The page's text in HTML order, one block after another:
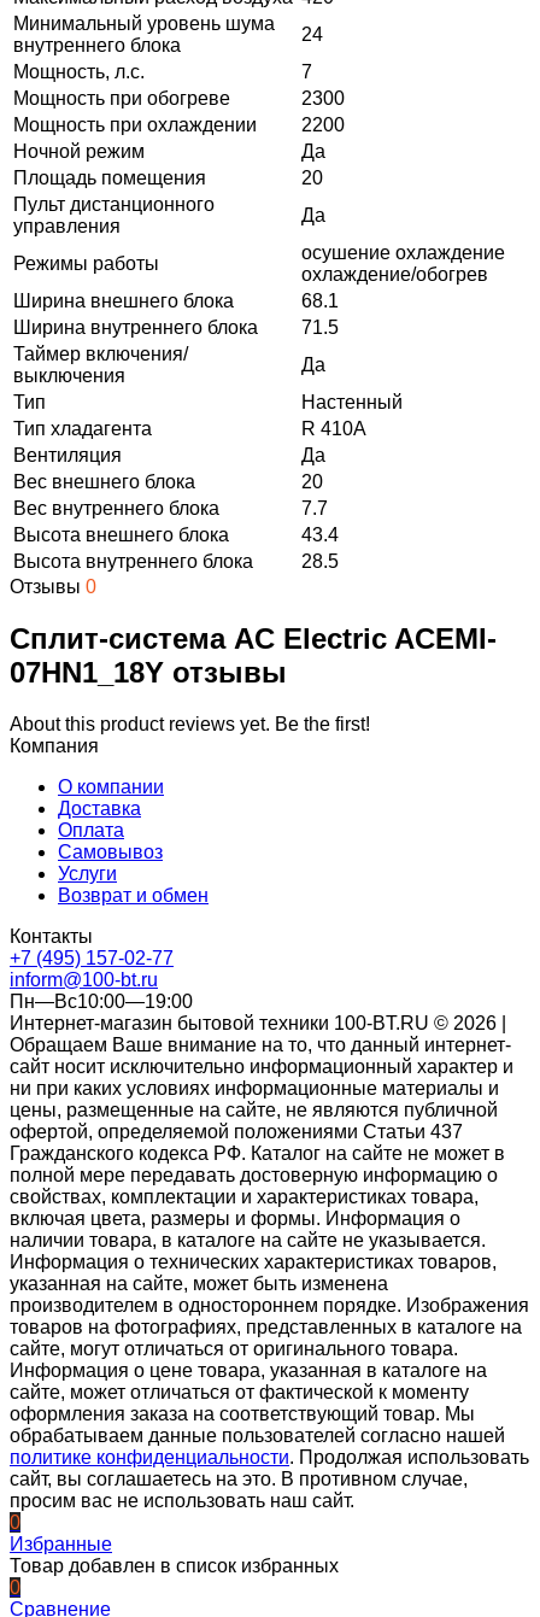
Минимальный уровень шума
внутреннего блока
24
Мощность, л.с.
7
Мощность при обогреве
2300
Мощность при охлаждении
2200
Ночной режим
Да
Площадь помещения
20
Пульт дистанционного
управления
Да
Режимы работы
осушение охлаждение
охлаждение/обогрев
Ширина внешнего блока
68.1
Ширина внутреннего блока
71.5
Таймер включения/
выключения
Да
Тип
Настенный
Тип хладагента
R 410A
Вентиляция
Да
Вес внешнего блока
20
Вес внутреннего блока
7.7
Высота внешнего блока
43.4
Высота внутреннего блока
28.5
Отзывы 0
Сплит-система AC Electric ACEMI-
07HN1_18Y отзывы
About this product reviews yet. Be the first!
Компания
О компании
Доставка
Оплата
Самовывоз
Услуги
Возврат и обмен
Контакты
+7 (495) 157-02-77
inform@100-bt.ru
Пн—Вс10:00—19:00
Интернет-магазин бытовой техники 100-BT.RU © 2026 |
Обращаем Ваше внимание на то, что данный интернет-
сайт носит исключительно информационный характер и
ни при каких условиях информационные материалы и
цены, размещенные на сайте, не являются публичной
офертой, определяемой положениями Статьи 437
Гражданского кодекса РФ. Каталог на сайте не может в
полной мере передавать достоверную информацию о
свойствах, комплектации и характеристиках товара,
включая цвета, размеры и формы. Информация о
наличии товара, в каталоге на сайте не указывается.
Информация о технических характеристиках товаров,
указанная на сайте, может быть изменена
производителем в одностороннем порядке. Изображения
товаров на фотографиях, представленных в каталоге на
сайте, могут отличаться от оригинального товара.
Информация о цене товара, указанная в каталоге на
сайте, может отличаться от фактической к моменту
оформления заказа на соответствующий товар. Мы
обрабатываем данные пользователей согласно нашей
политике конфиденциальности. Продолжая использовать
сайт, вы соглашаетесь на это. В противном случае,
просим вас не использовать наш сайт.
0
Избранные
Товар добавлен в список избранных
0
Сравнение